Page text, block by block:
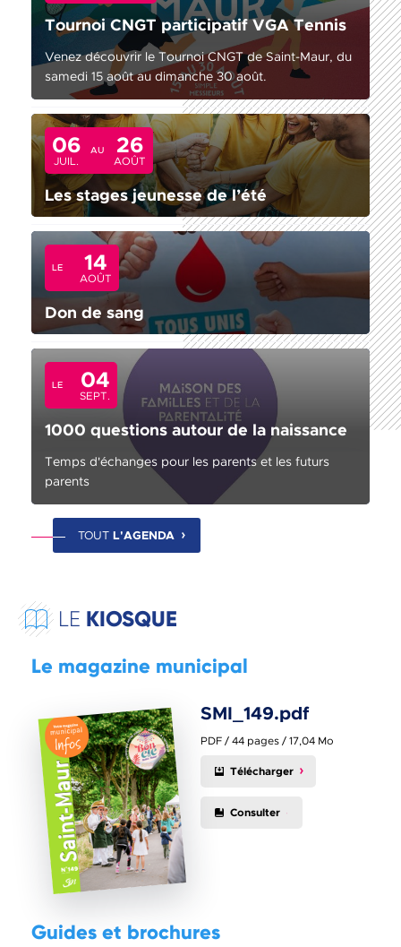
Tournoi CNGT participatif VGA Tennis
Venez découvrir le Tournoi CNGT de Saint-Maur, du
samedi 15 août au dimanche 30 août.
Les stages jeunesse de l’été
06
JUIL.
AU 26
AOÛT
Don de sang
LE 14
AOÛT
1000 questions autour de la naissance
LE 04
SEPT.
Temps d'échanges pour les parents et les futurs
parents
TOUT L'AGENDA
LE KIOSQUE
Le magazine municipal
SMI_149.pdf
PDF / 44 pages / 17,04 Mo
Télécharger
Consulter
Guides et brochures